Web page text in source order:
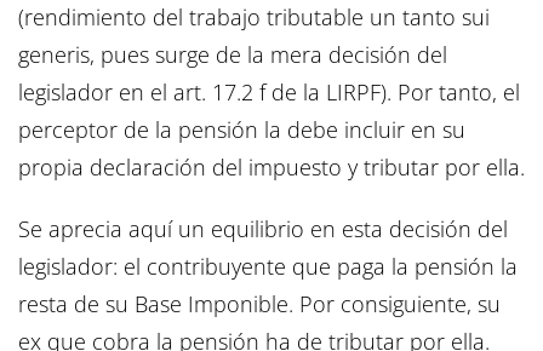
(rendimiento del trabajo tributable un tanto sui
generis, pues surge de la mera decisión del
legislador en el art. 17.2 f de la LIRPF). Por tanto, el
perceptor de la pensión la debe incluir en su
propia declaración del impuesto y tributar por ella.
Se aprecia aquí un equilibrio en esta decisión del
legislador: el contribuyente que paga la pensión la
resta de su Base Imponible. Por consiguiente, su
ex que cobra la pensión ha de tributar por ella.